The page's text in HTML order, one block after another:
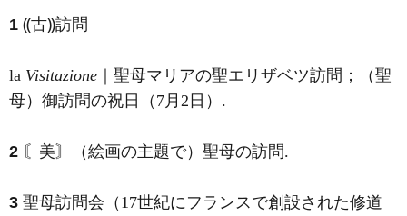
1 ⸨古⸩訪問
la Visitazione ｜聖母マリアの聖エリザベツ訪問；（聖
母）御訪問の祝日（7月2日）.
2 〘美〙（絵画の主題で）聖母の訪問.
3 聖母訪問会（17世紀にフランスで創設された修道